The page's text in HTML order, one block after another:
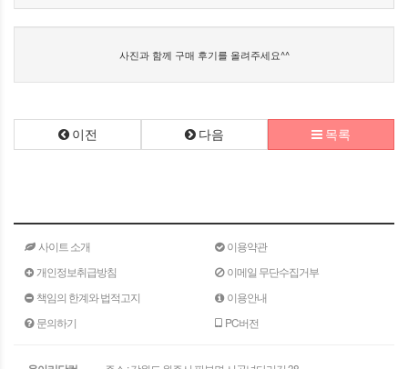
사진과 함께 구매 후기를 올려주세요^^
이전 다음 목록
사이트 소개
이용약관
개인정보취급방침
이메일 무단수집거부
책임의 한계와 법적고지
이용안내
문의하기
PC버전